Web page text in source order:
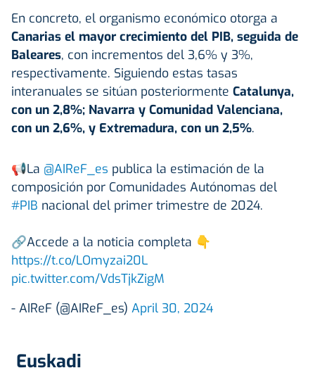
En concreto, el organismo económico otorga a
Canarias el mayor crecimiento del PIB, seguida de
Baleares, con incrementos del 3,6% y 3%,
respectivamente. Siguiendo estas tasas
interanuales se sitúan posteriormente Catalunya,
con un 2,8%; Navarra y Comunidad Valenciana,
con un 2,6%, y Extremadura, con un 2,5%.
📢La @AIReF_es publica la estimación de la
composición por Comunidades Autónomas del
#PIB nacional del primer trimestre de 2024.
🔗Accede a la noticia completa 👇
https://t.co/LOmyzai20L
pic.twitter.com/VdsTjkZigM
- AIReF (@AIReF_es) April 30, 2024
Euskadi